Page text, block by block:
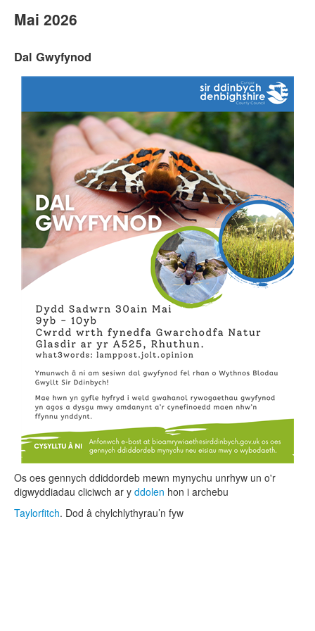
Mai 2026
Dal Gwyfynod
Os oes gennych ddiddordeb mewn mynychu unrhyw un o'r
digwyddiadau cliciwch ar y ddolen hon i archebu
Taylorfitch. Dod â chylchlythyrau’n fyw